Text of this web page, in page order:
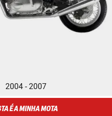
2004 - 2007
É A MINHA MOTA